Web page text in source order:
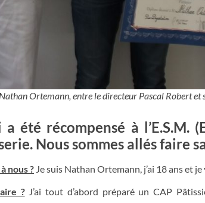
Nathan Ortemann, entre le directeur Pascal Robert et
été récompensé à l’E.S.M.
Nous sommes allés faire
nous ? Je suis Nathan Ortemann, j’ai 18 ans et je
?J’ai tout d’abord préparé un CAP